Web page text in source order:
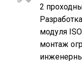
2
модуля
монтаж